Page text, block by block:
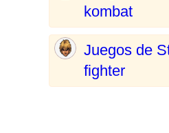
kombat
Juegos de
fighter